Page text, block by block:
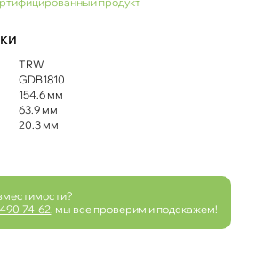
TRW
GDB1810
154.6 мм
63.9 мм
20.3 мм
74-62 , мы все проверим и подскажем!